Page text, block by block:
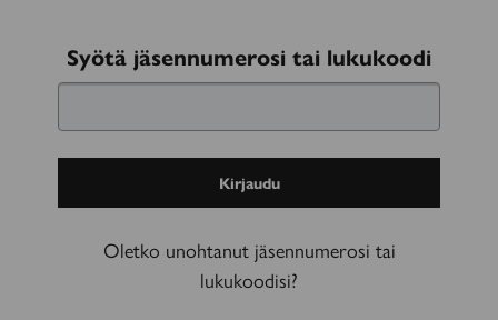
Kirjaudu
sisään
Syötä jäsennumerosi tai lukukoodi
Oletko unohtanut jäsennumerosi tai
lukukoodisi?